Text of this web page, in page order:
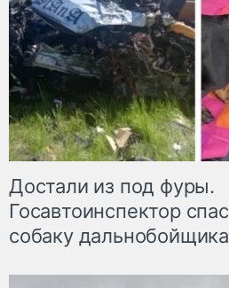
Достали из под фуры.
Госавтоинспектор
собаку дальнобойщика